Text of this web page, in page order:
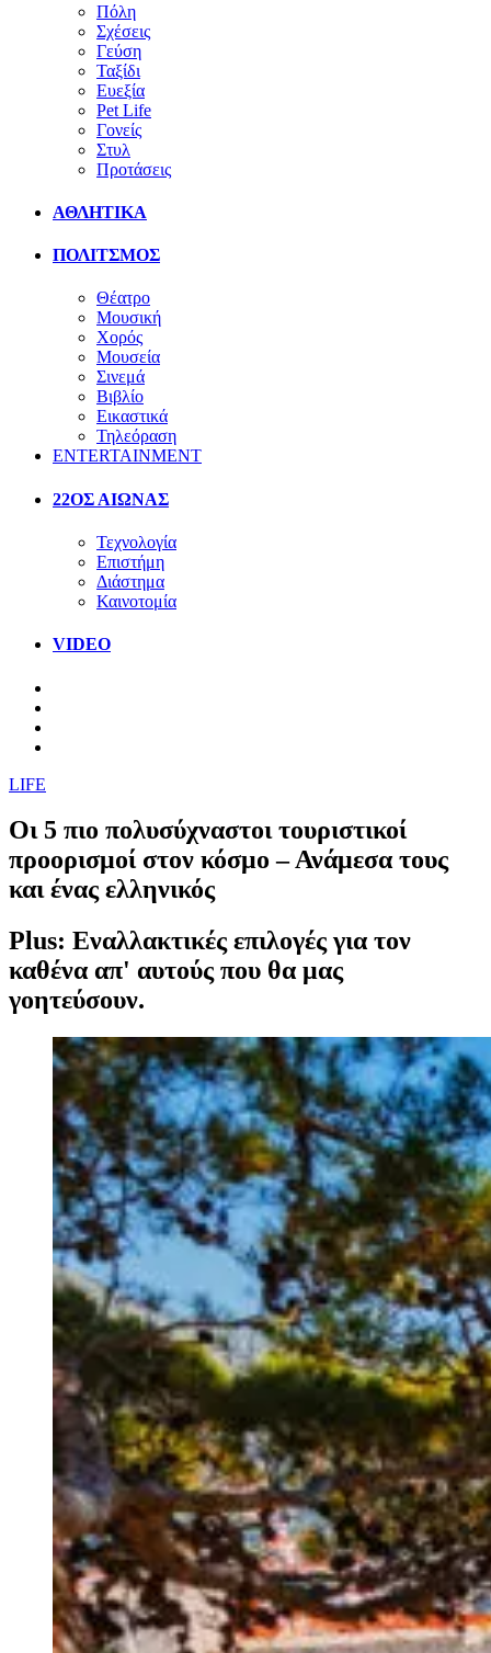
Πόλη
Σχέσεις
Γεύση
Ταξίδι
Ευεξία
Pet Life
Γονείς
Στυλ
Προτάσεις
ΑΘΛΗΤΙΚΑ
ΠΟΛΙΤΣΜΟΣ
Θέατρο
Μουσική
Χορός
Μουσεία
Σινεμά
Βιβλίο
Εικαστικά
Τηλεόραση
ENTERTAINMENT
22ΟΣ ΑΙΩΝΑΣ
Τεχνολογία
Επιστήμη
Διάστημα
Καινοτομία
VIDEO
LIFE
Οι 5 πιο πολυσύχναστοι τουριστικοί
προορισμοί στον κόσμο – Ανάμεσα τους
και ένας ελληνικός
Plus: Εναλλακτικές επιλογές για τον
καθένα απ' αυτούς που θα μας
γοητεύσουν.